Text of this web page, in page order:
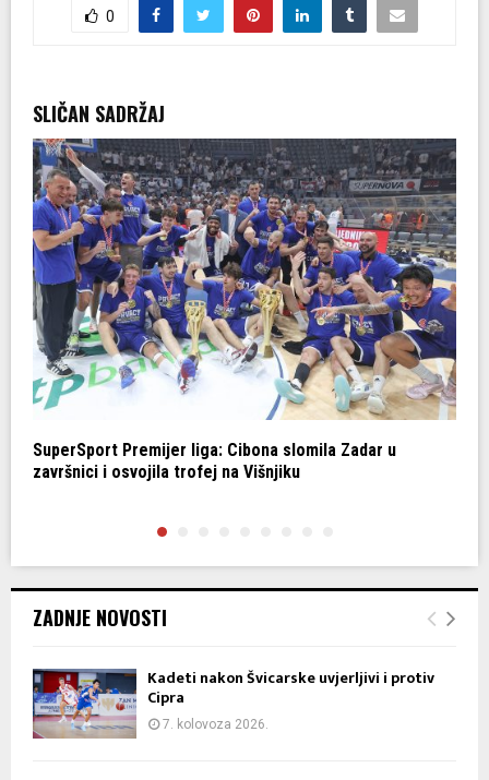
0
SLIČAN SADRŽAJ
SuperSport Premijer liga: Cibona slomila Zadar u
završnici i osvojila trofej na Višnjiku
ZADNJE NOVOSTI
Kadeti nakon Švicarske uvjerljivi i protiv
Cipra
7. kolovoza 2026.